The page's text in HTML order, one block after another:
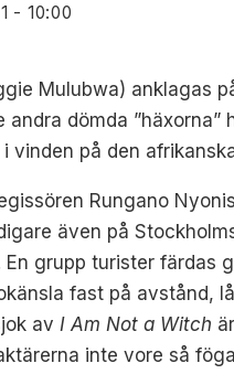
- 10:00
Mulubwa) anklagas
andra dömda
vinden på den
Rungano
även på
En grupp turister färdas
fast på avstånd,
avI Am Not a Witch
inte vore så